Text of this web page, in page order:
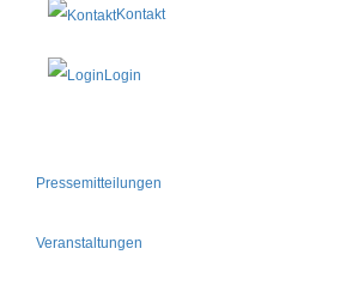
Kontakt
Login
Pressemitteilungen
Veranstaltungen